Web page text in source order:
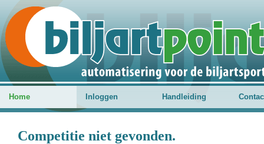
Home Inloggen Handleiding
Competitie niet gevonden.